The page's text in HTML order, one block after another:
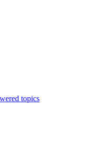
topics